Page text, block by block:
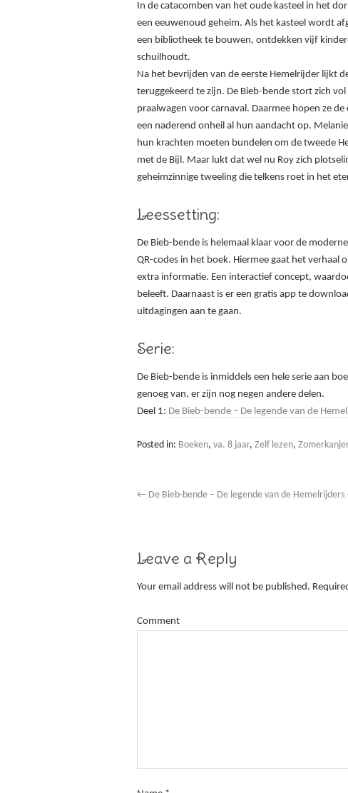
In de catacomben van het oude kasteel in het
een eeuwenoud geheim. Als het kasteel wordt
een bibliotheek te bouwen, ontdekken vijf
schuilhoudt.
Na het bevrijden van de eerste Hemelrijder lijkt
teruggekeerd te zijn. De Bieb-bende stort zich
praalwagen voor carnaval. Daarmee hopen ze
een naderend onheil al hun aandacht op.
hun krachten moeten bundelen om de tweede
met de Bijl. Maar lukt dat wel nu Roy zich
geheimzinnige tweeling die telkens roet in het
Leessetting:
De Bieb-bende is helemaal klaar voor de
QR-codes in het boek. Hiermee gaat het verhaal
extra informatie. Een interactief concept,
beleeft. Daarnaast is er een gratis app te
uitdagingen aan te gaan.
Serie:
De Bieb-bende is inmiddels een hele serie aan
genoeg van, er zijn nog negen andere delen.
Deel 1: De Bieb-bende – De legende van de
Posted in: Boeken, va. 8 jaar, Zelf lezen,
← De Bieb-bende – De legende van de Hemelrijders
Leave a Reply
Your email address will not be published.
Comment